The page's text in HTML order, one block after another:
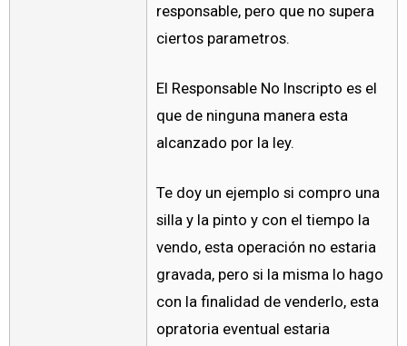
responsable, pero que no supera
ciertos parametros.
El Responsable No Inscripto es el
que de ninguna manera esta
alcanzado por la ley.
Te doy un ejemplo si compro una
silla y la pinto y con el tiempo la
vendo, esta operación no estaria
gravada, pero si la misma lo hago
con la finalidad de venderlo, esta
opratoria eventual estaria